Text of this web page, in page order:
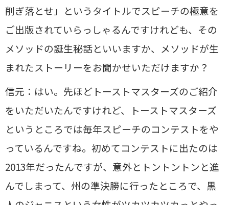
削ぎ落とせ」というタイトルでスピーチの極意を
ご出版されていらっしゃるんですけれども、その
メソッドの誕生秘話といいますか、メソッドが生
まれたストーリーをお聞かせいただけますか？
信元：はい。先ほどトーストマスターズのご紹介
をいただいたんですけれど、トーストマスターズ
というところでは毎年スピーチのコンテストをや
っているんですね。初めてコンテストに出たのは
2013年だったんですが、意外とトントントンと進
んでしまって、州の準決勝に行ったところで、黒